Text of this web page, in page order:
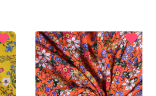
favorite